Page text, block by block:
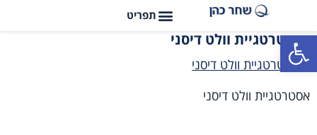
פתח סרגל נגישות
אסטרטגיית וולט דיסני
אסטרטגיית וולט דיסני